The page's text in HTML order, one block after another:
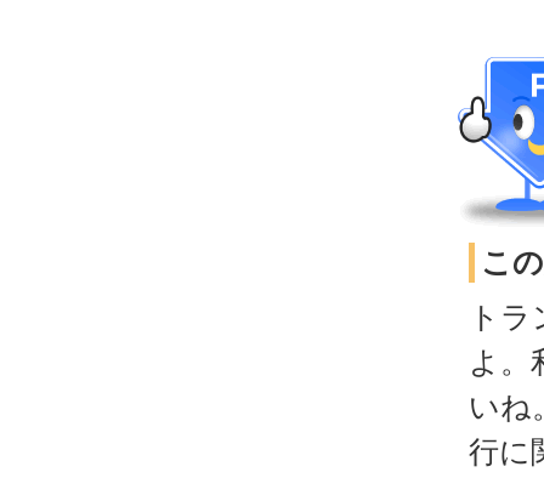
こ
ト
よ。
いね
行に